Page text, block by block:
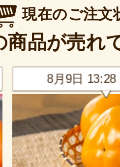
現在のご注文
商品が売れ
8月9日 13:28 [茨城